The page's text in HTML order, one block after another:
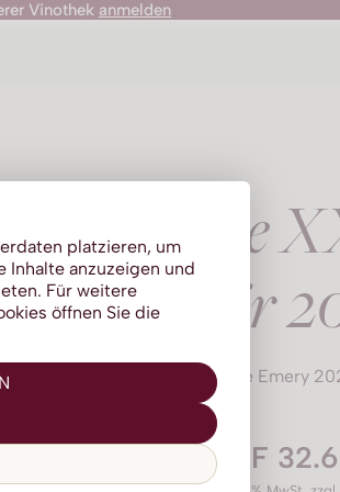
platzieren, um
Inhalte anzuzeigen und
Für weitere
öffnen Sie die
Vinothek anmelden
Nobile
Diolinoir
Cave Emery
CHF